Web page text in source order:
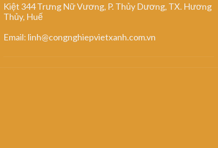
Kiệt 344 Trưng Nữ Vương, P. Thủy Dương, TX. Hương
Thủy, Huế
Email: linh@congnghiepvietxanh.com.vn